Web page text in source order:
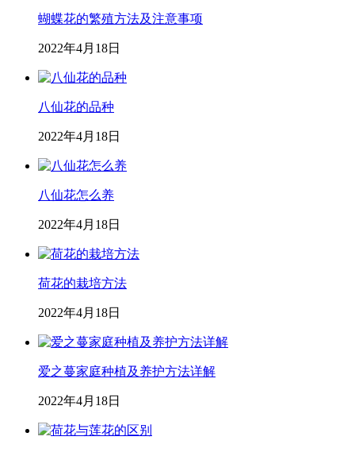
蝴蝶花的繁殖方法及注意事项
2022年4月18日
八仙花的品种
2022年4月18日
八仙花怎么养
2022年4月18日
荷花的栽培方法
2022年4月18日
爱之蔓家庭种植及养护方法详解
2022年4月18日